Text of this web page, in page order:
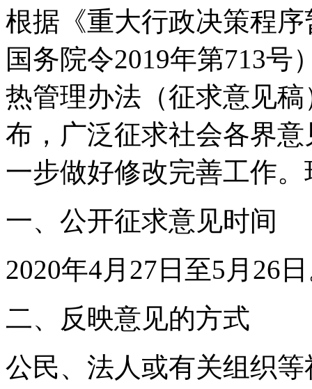
根据《重大行政决策程
国务院令2019年第713
热管理办法（征求意见
布，广泛征求社会各界
一步做好修改完善工作
一、公开征求意见时间
2020年4月27日至5月26
二、反映意见的方式
公民、法人或有关组织